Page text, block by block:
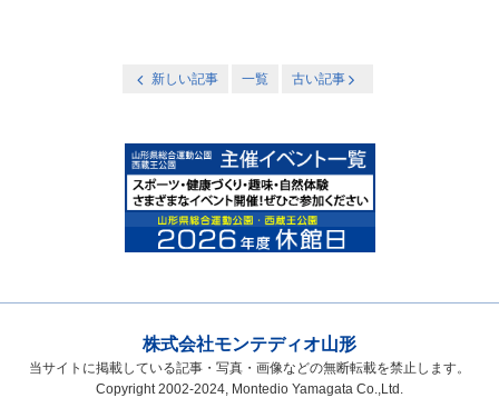
新しい記事 一覧 古い記事
株式会社モンテディオ山形
当サイトに掲載している記事・写真・画像などの無断転載を禁止します。
Copyright 2002-2024, Montedio Yamagata Co.,Ltd.